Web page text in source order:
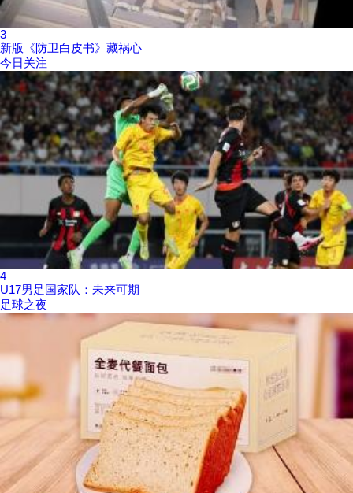
3
新版《防卫白皮书》藏祸心
今日关注
4
U17男足国家队：未来可期
足球之夜